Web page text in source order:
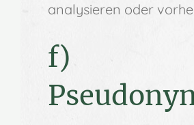
analysieren oder
f)